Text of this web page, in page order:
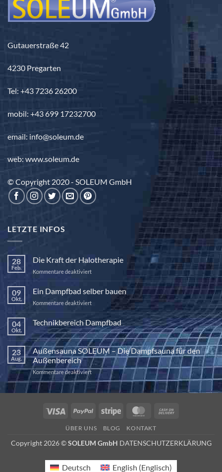
Gutauerstraße 42
4230 Pregarten
Tel: +43 7236 26200
mobil: +43 699 17232700
email: info@soleum.de
web: www.soleum.de
© Copyright 2020 - SOLEUM GmbH
LETZTE INFOS
28
Feb.
Die Kraft der Halotherapie
Kommentare deaktiviertfür
Kraft
der
Halotherapie
09
Okt.
Ein Dampfbad selber bauen
Kommentare deaktiviertfür
Dampfbad
selber
bauen
04
Okt.
Technikbereich Dampfbad
Keine
Kommentare
zu
Technikbereich
Dampfbad
23
Aug.
Außensauna SOLEUM – Die Dampfsauna für den
Außenbereich
Kommentare deaktiviertfür
Außensauna
SOLEUM
Dampfsauna
den
Visa PayPal Stripe MasterCard
ÜBER UNS BLOG KONTAKT
Copyright 2026 ©SOLEUM GmbH DATENSCHUTZERKLÄRUNG
Deutsch English (Englisch)